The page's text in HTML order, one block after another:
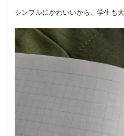
シンプルにかわいいから、学生も